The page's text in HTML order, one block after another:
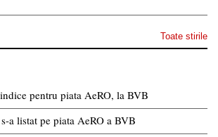
Toate stirile
pentru piata AeRO, la BVB
a listat pe piata AeRO a BVB